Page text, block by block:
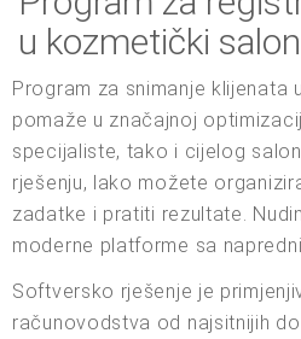
u kozmetički salon
Program za snimanje klijenata
pomaže u značajnoj
specijaliste, tako i cijelog
rješenju, lako možete
zadatke i pratiti rezultate.
moderne platforme sa
Softversko rješenje je
računovodstva od najsitnijih